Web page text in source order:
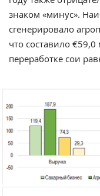
знаком «минус».
сгенерировало
что составило
переработке сои